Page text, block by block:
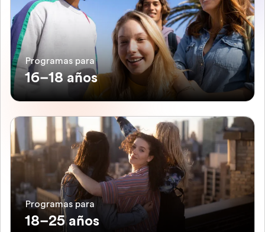
Programas para
16–18 años
Programas para
18–25 años